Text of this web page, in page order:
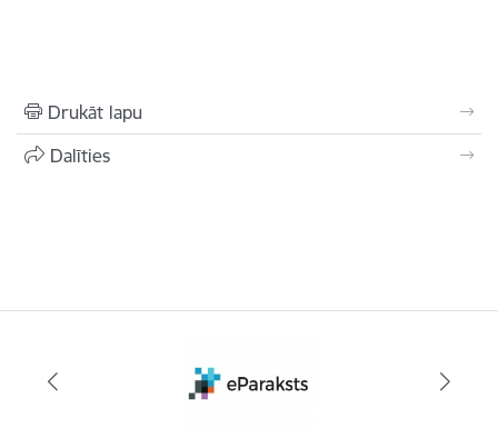
Drukāt lapu
Dalīties